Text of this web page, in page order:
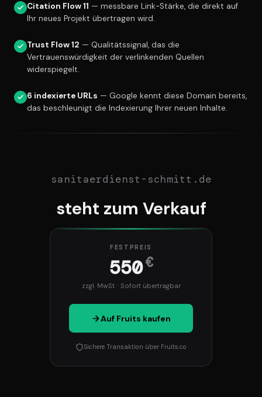
Citation Flow 11 — messbare Link-Stärke, die direkt auf
Ihr neues Projekt übertragen wird.
Trust Flow 12 — Qualitätssignal, das die
Vertrauenswürdigkeit der verlinkenden Quellen
widerspiegelt.
6 indexierte URLs — Google kennt diese Domain bereits,
das beschleunigt die Indexierung Ihrer neuen Inhalte.
sanitaerdienst-schmitt.de
steht zum Verkauf
FESTPREIS
550€
zzgl. MwSt. · Sofort übertragbar
Auf Fruits kaufen
Sichere Transaktion über Fruits.co